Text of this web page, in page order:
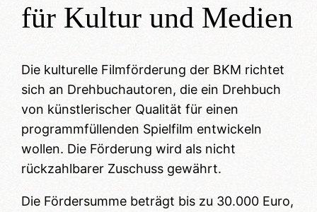
für Kultur und Medien
Die kulturelle Filmförderung der BKM richtet
sich an Drehbuchautoren, die ein Drehbuch
von künstlerischer Qualität für einen
programmfüllenden Spielfilm entwickeln
wollen. Die Förderung wird als nicht
rückzahlbarer Zuschuss gewährt.
Die Fördersumme beträgt bis zu 30.000 Euro,